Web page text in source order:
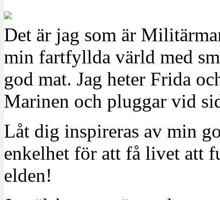
Det är jag som är
min fartfyllda värld med
god mat. Jag heter Frida
Marinen och pluggar vid
Låt dig inspireras av min
enkelhet för att få livet att
elden!